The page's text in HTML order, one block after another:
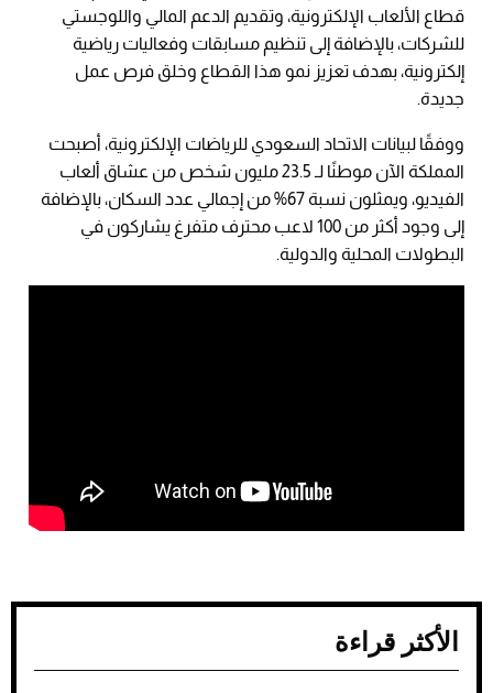
قطاع الألعاب الإلكترونية، وتقديم الدعم المالي واللوجستي
للشركات، بالإضافة إلى تنظيم مسابقات وفعاليات رياضية
إلكترونية، بهدف تعزيز نمو هذا القطاع وخلق فرص عمل
جديدة.
ووفقًا لبيانات الاتحاد السعودي للرياضات الإلكترونية، أصبحت
المملكة الآن موطنًا لـ 23.5 مليون شخص من عشاق ألعاب
الفيديو، ويمثلون نسبة 67% من إجمالي عدد السكان، بالإضافة
إلى وجود أكثر من 100 لاعب محترف متفرغ يشاركون في
البطولات المحلية والدولية.
الأكثر قراءة